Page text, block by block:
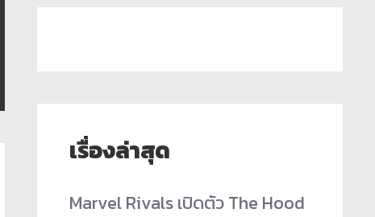
เรื่องล่าสุด
Marvel Rivals เปิดตัว The Hood